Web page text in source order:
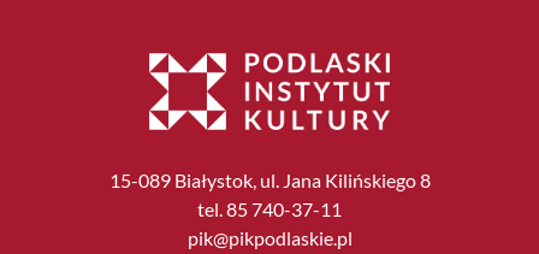
15-089 Białystok, ul. Jana Kilińskiego 8
tel. 85 740-37-11
pik@pikpodlaskie.pl